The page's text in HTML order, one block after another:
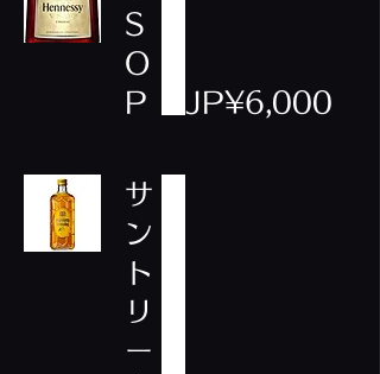
S
O
P
JP¥6,000
サ
ン
ト
リ
ー